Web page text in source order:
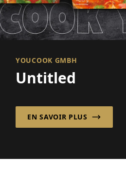
YOUCOOK GMBH
Untitled
EN SAVOIR PLUS